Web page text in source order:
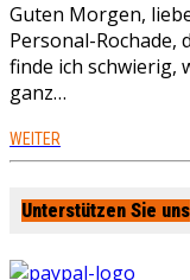
Guten Morgen,
Personal-Rochade,
finde ich schwierig,
ganz…
WEITER
Unterstützen Sie uns